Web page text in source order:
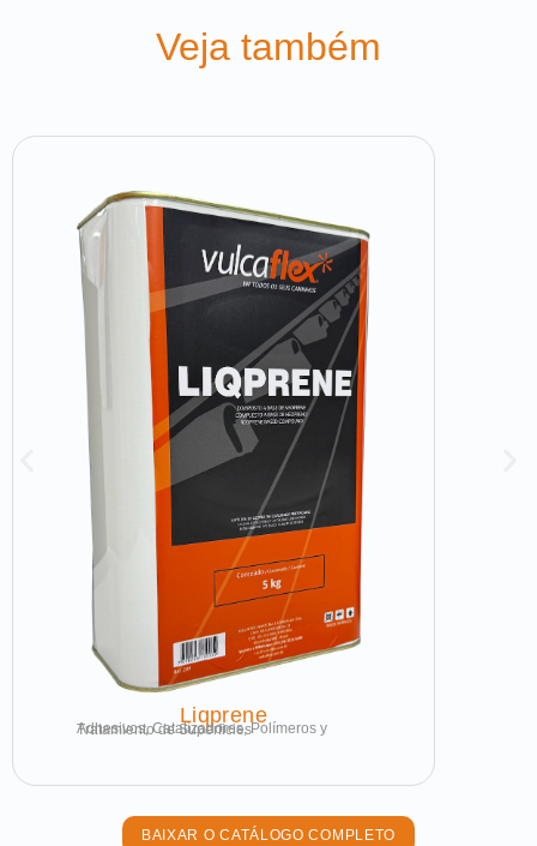
Veja também
Liqprene
Adhesivos, Catalizadores, Polímeros y Tratamiento de Superficies
BAIXAR O CATÁLOGO COMPLETO